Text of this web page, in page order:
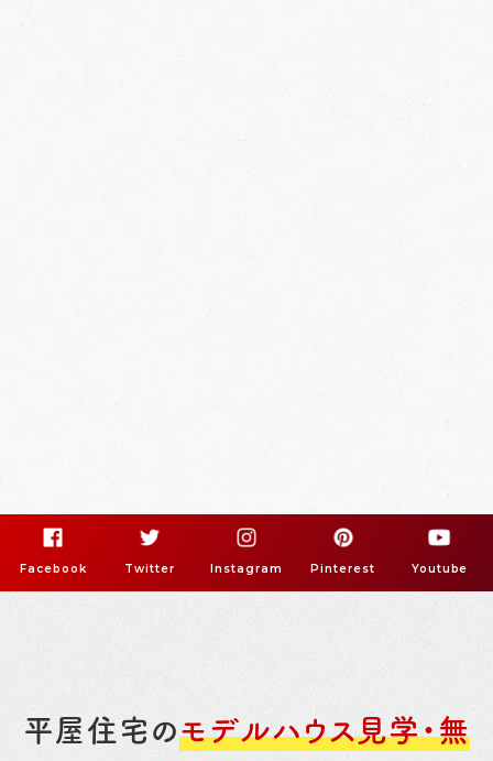
Facebook Twitter Instagram Pinterest Youtube
平屋住宅のモデルハウス見学・無